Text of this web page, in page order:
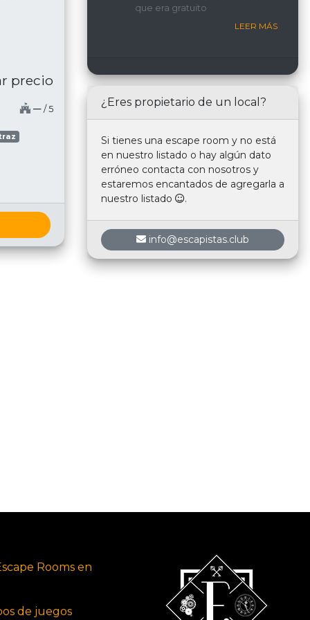
precio
─ / 5
nosotros.
que era gratuito
LEER MÁS
¿Eres propietario de un local?
Si tienes una escape room y no está
en nuestro listado o hay algún dato
erróneo contacta con nosotros y
estaremos encantados de agregarla a
nuestro listado
.
info@escapistas.club
Rooms en
de juegos